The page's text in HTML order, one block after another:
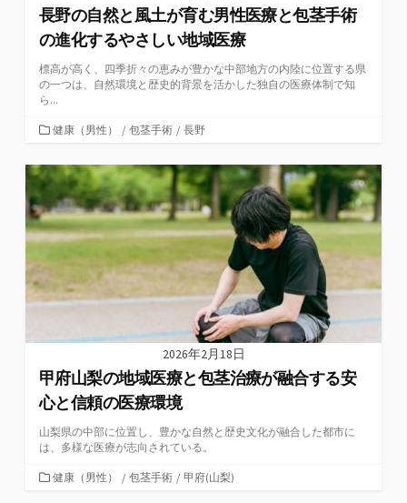
長野の自然と風土が育む男性医療と包茎手術
の進化するやさしい地域医療
標高が高く、四季折々の恵みが豊かな中部地方の内陸に位置する県
の一つは、自然環境と歴史的背景を活かした独自の医療体制で知
ら...
カ
ゴ
リ
ー
健康（男性） / 包茎手術 / 長野
2026年2月18日
甲府山梨の地域医療と包茎治療が融合する安
心と信頼の医療環境
山梨県の中部に位置し、豊かな自然と歴史文化が融合した都市に
は、多様な医療が志向されている。
カ健康（男性） / 包茎手術 / 甲府(山梨)